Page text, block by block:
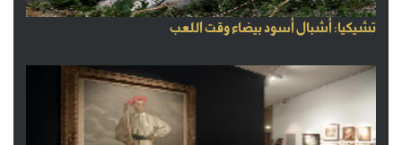
تشيكيا: أشبال أسود بيضاء وقت اللعب